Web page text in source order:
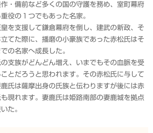
・備前など多くの国の守護を務め、室町幕府
役の１つでもあった名家。
を支援して鎌倉幕府を倒し、建武の新政、そ
てた際に、播磨の小豪族であった赤松氏はそ
の名家へ成長した。
支族がどんどん増え、いまでもその血脈を受
とだろうと思われます。その赤松氏に与して
氏は薩摩出身の氏族と伝わりますが後には赤
現れます。妻鹿氏は姫路南部の妻鹿城を拠点
た。